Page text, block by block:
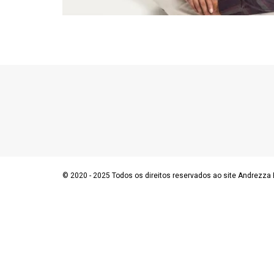
© 2020 - 2025 Todos os direitos reservados ao site Andrezza